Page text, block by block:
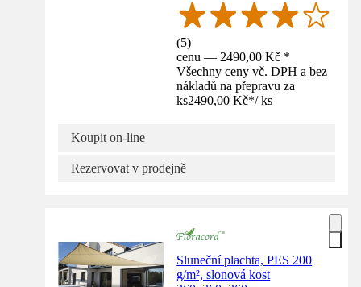
(5)
cenu — 2490,00 Kč *
Všechny ceny vč. DPH a bez
nákladů na přepravu za
ks2490,00 Kč*/ ks
Koupit on-line
Rezervovat v prodejně
Sluneční plachta, PES 200
g/m², slonová kost